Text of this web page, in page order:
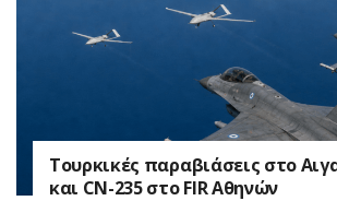
Τουρκικές παραβιάσεις στο
και CN-235 στο FIR Αθηνών